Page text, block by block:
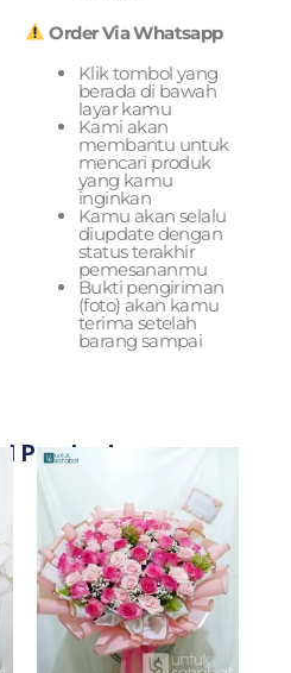
Order Via Whatsapp
Klik tombol yang
berada di bawah
layar kamu
Kami akan
membantu untuk
mencari produk
yang kamu
inginkan
Kamu akan selalu
diupdate dengan
status terakhir
pemesananmu
Bukti pengiriman
(foto) akan kamu
terima setelah
barang sampai
Products
price
was:
price
is: